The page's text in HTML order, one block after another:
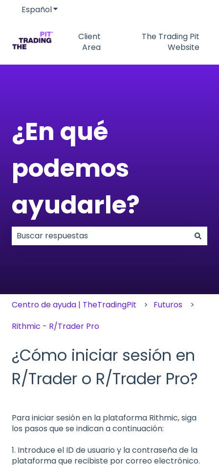
EspañolTraducciones de Mostrar submenú de
Client
Area
The Trading Pit
Website
¿En qué
podemos
ayudarle?
Centro de ayuda | TheTradingPit
Futuros
Rithmic - R/Trader Pro
¿Cómo iniciar sesión en
R/Trader o R/Trader Pro?
Para iniciar sesión en la plataforma Rithmic, siga
los pasos que se indican a continuación:
1. Introduce el ID de usuario y la contraseña de la
plataforma que recibiste por correo electrónico.